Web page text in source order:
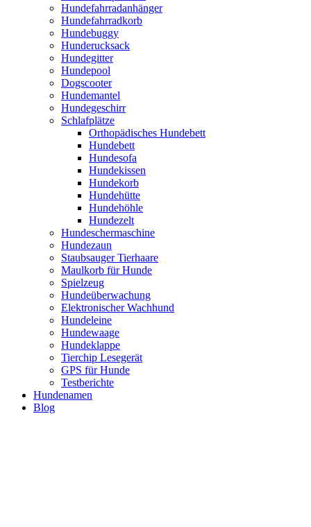
Hundefahrradanhänger
Hundefahrradkorb
Hundebuggy
Hunderucksack
Hundegitter
Hundepool
Dogscooter
Hundemantel
Hundegeschirr
Schlafplätze
Orthopädisches Hundebett
Hundebett
Hundesofa
Hundekissen
Hundekorb
Hundehütte
Hundehöhle
Hundezelt
Hundeschermaschine
Hundezaun
Staubsauger Tierhaare
Maulkorb für Hunde
Spielzeug
Hundeüberwachung
Elektronischer Wachhund
Hundeleine
Hundewaage
Hundeklappe
Tierchip Lesegerät
GPS für Hunde
Testberichte
Hundenamen
Blog